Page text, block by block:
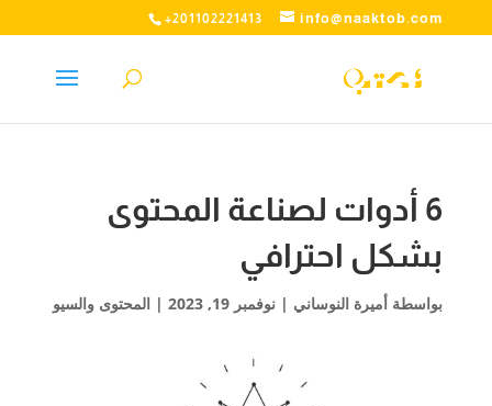
+201102221413 info@naaktob.com
6 أدوات لصناعة المحتوى
بشكل احترافي
بواسطة أميرة النوساني | نوفمبر 19, 2023 | المحتوى والسيو